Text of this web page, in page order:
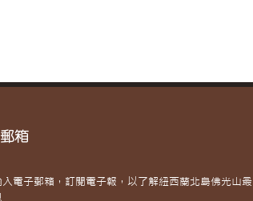
箱
入電子郵箱，訂閱電子報，以了解紐西蘭北島佛光山最